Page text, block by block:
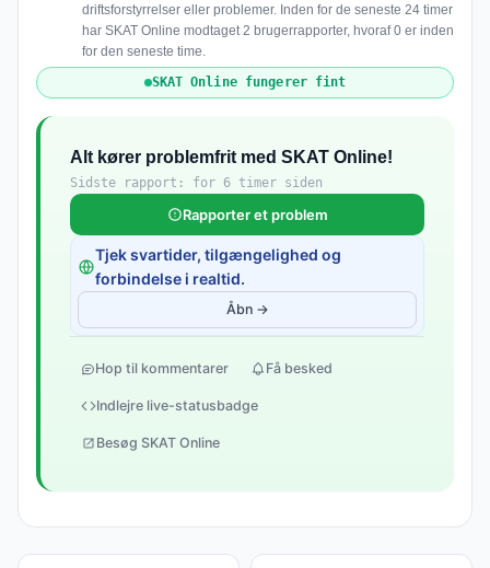
driftsforstyrrelser eller problemer. Inden for de seneste 24 timer
har SKAT Online modtaget 2 brugerrapporter, hvoraf 0 er inden
for den seneste time.
SKAT Online fungerer fint
Alt kører problemfrit med SKAT Online!
Sidste rapport: for 6 timer siden
Rapporter et problem
Tjek svartider, tilgængelighed og
forbindelse i realtid.
Åbn →
Hop til kommentarer Få besked
Indlejre live-statusbadge
Besøg SKAT Online